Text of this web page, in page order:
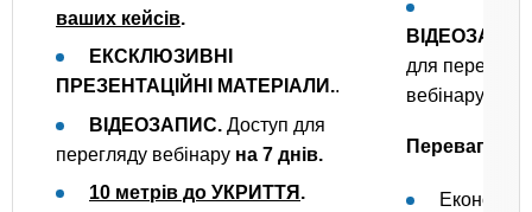
ваших кейсів.
ЕКСКЛЮЗИВНІ
ПРЕЗЕНТАЦІЙНІ МАТЕРІАЛИ..
ВІДЕОЗАПИС. Доступ для
перегляду вебінару на 7 днів.
10 метрів до УКРИТТЯ .
для
вебінару
Переваги
Економія